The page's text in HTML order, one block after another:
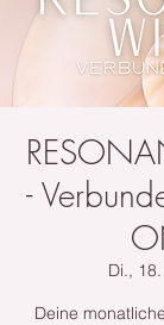
-
Di., 18.
Deine